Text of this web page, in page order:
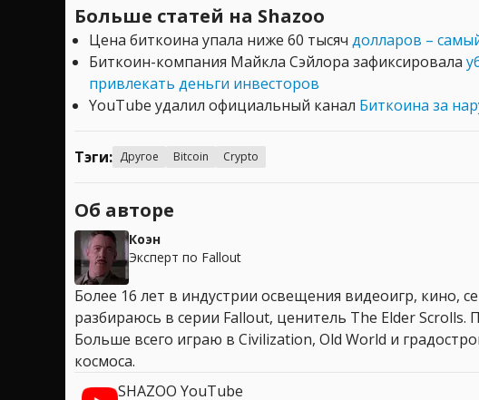
Больше статей на Shazoo
Цена биткоина упала ниже 60 тысяч долларов –
Биткоин-компания Майкла Сэйлора зафиксировала
привлекать деньги инвесторов
YouTube удалил официальный канал Биткоина за
Тэги: Другое Bitcoin Crypto
Об авторе
Коэн
Эксперт по Fallout
Более 16 лет в индустрии освещения видеоигр, кино,
разбираюсь в серии Fallout, ценитель The Elder Scrolls.
Больше всего играю в Civilization, Old World и
космоса.
SHAZOO YouTube